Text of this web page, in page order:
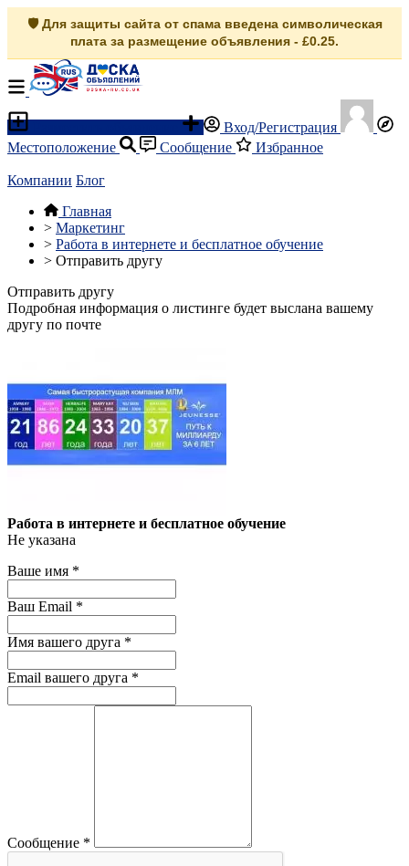
🛡️ Для защиты сайта от спама введена символическая
плата за размещение объявления - £0.25.
Вход/Регистрация
Местоположение
Сообщение Избранное
Компании Блог
Главная
> Маркетинг
> Работа в интернете и бесплатное обучение
> Отправить другу
Отправить другу
Подробная информация о листинге будет выслана вашему
другу по почте
Работа в интернете и бесплатное обучение
Не указана
Ваше имя *
Ваш Email *
Имя вашего друга *
Email вашего друга *
Сообщение *